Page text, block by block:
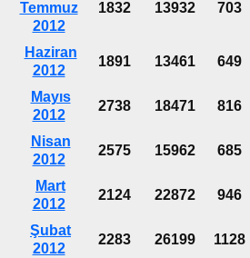
Temmuz
2012
1832 13932 703
Haziran
2012
1891 13461 649
Mayıs
2012
2738 18471 816
Nisan
2012
2575 15962 685
Mart
2012
2124 22872 946
Şubat
2012
2283 26199 1128